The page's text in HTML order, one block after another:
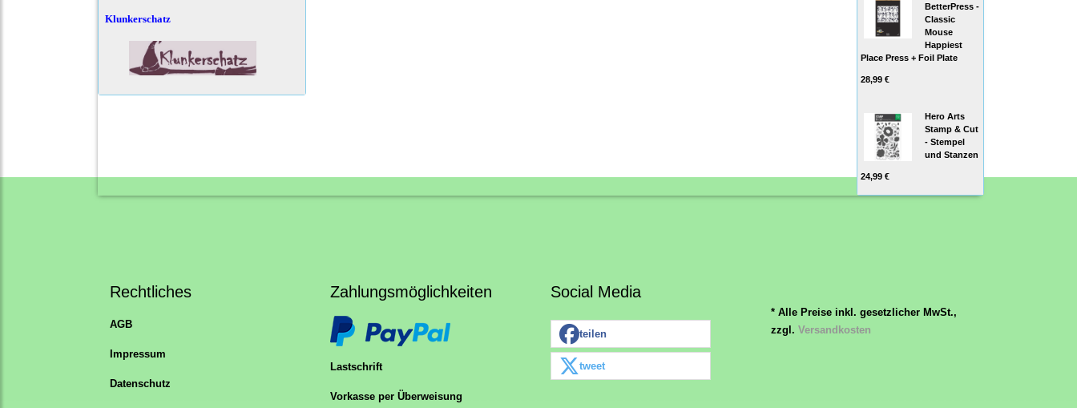
Klunkerschatz
BetterPress -
Classic
Mouse
Happiest
Place Press + Foil Plate
28,99 €
Hero Arts
Stamp & Cut
- Stempel
und Stanzen
24,99 €
Rechtliches
AGB
Impressum
Datenschutz
Zahlungsmöglichkeiten
Lastschrift
Vorkasse per Überweisung
Social Media
teilen
tweet
* Alle Preise inkl. gesetzlicher MwSt.,
zzgl. Versandkosten